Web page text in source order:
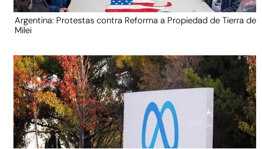
Argentina: Protestas contra Reforma a Propiedad de Tierra de
Milei